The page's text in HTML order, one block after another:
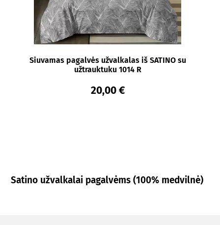
Siuvamas pagalvės užvalkalas iš SATINO su
užtrauktuku 1014 R
20,00 €
Satino užvalkalai pagalvėms (100% medvilnė)